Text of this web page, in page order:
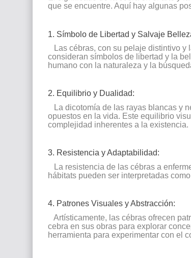
que se encuentre. Aquí hay algunas
1. Símbolo de Libertad y Salvaje
Las cébras, con su pelaje distintivo y
consideran símbolos de libertad y la
humano con la naturaleza y la
2. Equilibrio y Dualidad:
La dicotomía de las rayas blancas y
opuestos en la vida. Este equilibrio
complejidad inherentes a la existencia.
3. Resistencia y Adaptabilidad:
La resistencia de las cébras a
hábitats pueden ser interpretadas
4. Patrones Visuales y Abstracción:
Artísticamente, las cébras ofrecen
cebra en sus obras para explorar
herramienta para experimentar con el